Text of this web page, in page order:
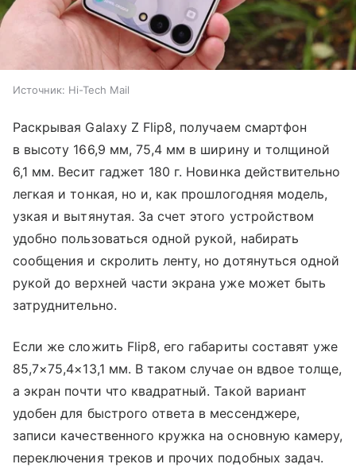
Источник: Hi-Tech Mail
Раскрывая Galaxy Z Flip8, получаем смартфон
в высоту 166,9 мм, 75,4 мм в ширину и толщиной
6,1 мм. Весит гаджет 180 г. Новинка действительно
легкая и тонкая, но и, как прошлогодняя модель,
узкая и вытянутая. За счет этого устройством
удобно пользоваться одной рукой, набирать
сообщения и скролить ленту, но дотянуться одной
рукой до верхней части экрана уже может быть
затруднительно.
Если же сложить Flip8, его габариты составят уже
85,7×75,4×13,1 мм. В таком случае он вдвое толще,
а экран почти что квадратный. Такой вариант
удобен для быстрого ответа в мессенджере,
записи качественного кружка на основную камеру,
переключения треков и прочих подобных задач.